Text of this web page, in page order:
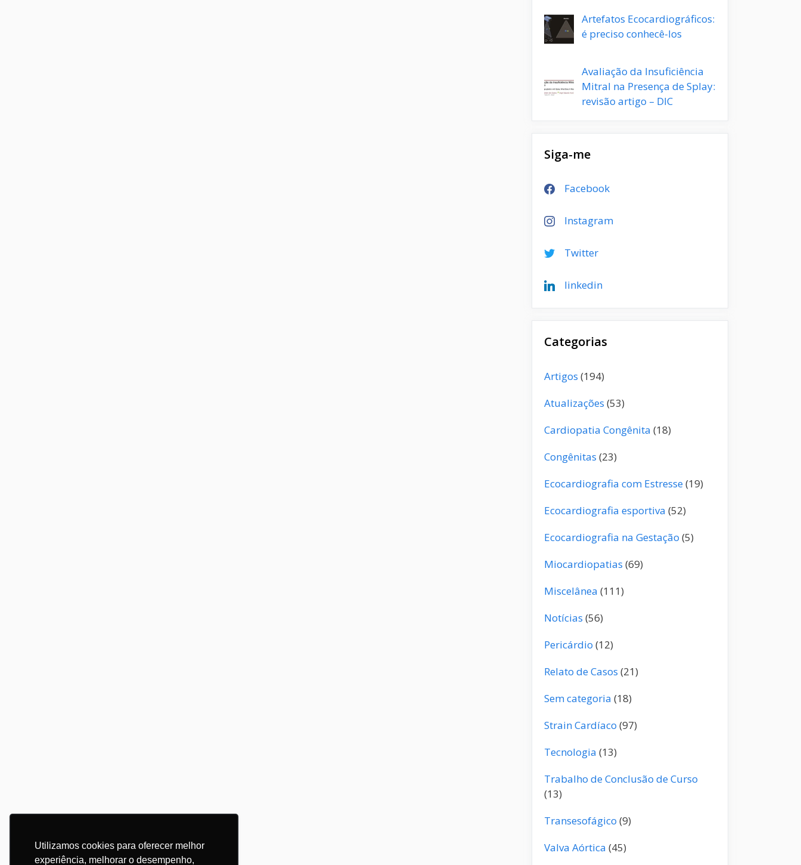
Utilizamos cookies para oferecer melhor
experiência, melhorar o desempenho,
Artefatos Ecocardiográficos:
é preciso conhecê-los
Avaliação da Insuficiência
Mitral na Presença de Splay:
revisão artigo – DIC
Siga-me
Facebook
Instagram
Twitter
linkedin
Categorias
Artigos (194)
Atualizações (53)
Cardiopatia Congênita (18)
Congênitas (23)
Ecocardiografia com Estresse(19)
Ecocardiografia esportiva (52)
Ecocardiografia na Gestação (5)
Miocardiopatias (69)
Miscelânea (111)
Notícias (56)
Pericárdio (12)
Relato de Casos (21)
Sem categoria (18)
Strain Cardíaco (97)
Tecnologia (13)
Trabalho de Conclusão de Curso
(13)
Transesofágico (9)
Valva Aórtica (45)